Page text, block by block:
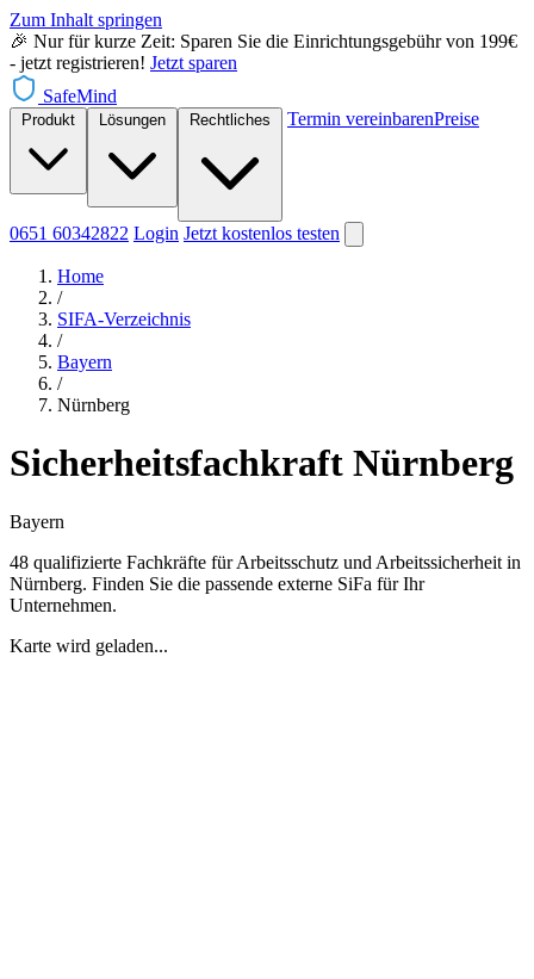
Zum Inhalt springen
🎉 Nur für kurze Zeit: Sparen Sie die Einrichtungsgebühr von 199€
- jetzt registrieren! Jetzt sparen
SafeMind
Termin vereinbarenPreise
0651 60342822 Login Jetzt kostenlos testen
Home
/
SIFA-Verzeichnis
/
Bayern
/
Nürnberg
Sicherheitsfachkraft Nürnberg
Bayern
48 qualifizierte Fachkräfte für Arbeitsschutz und Arbeitssicherheit in
Nürnberg. Finden Sie die passende externe SiFa für Ihr
Unternehmen.
Karte wird geladen...